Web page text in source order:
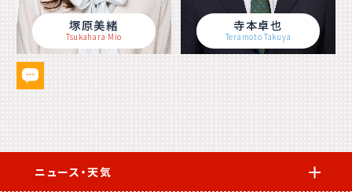
塚原美緒
Tsukahara Mio
寺本卓也
Teramoto Takuya
ニュース・天気